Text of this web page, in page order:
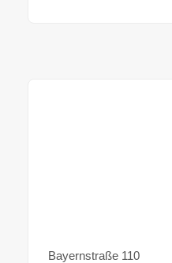
Bayernstraße 110